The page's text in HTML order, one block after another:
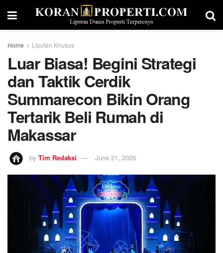
Home Liputan Khusus
Luar Biasa! Begini Strategi
dan Taktik Cerdik
Summarecon Bikin Orang
Tertarik Beli Rumah di
Makassar
by Tim Redaksi June 21, 2026